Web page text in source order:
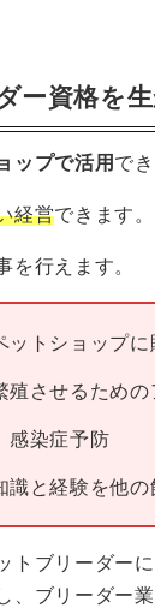
ー資格を
ップで活用でき
経営できます。
を行えます。
ットショップに
殖させるための
感染症予防
識と経験を他
トブリーダー
ブリーダー